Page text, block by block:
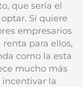
que sería el
Si quiere
empresarios
para ellos,
como la esta
mucho más
incentivar la